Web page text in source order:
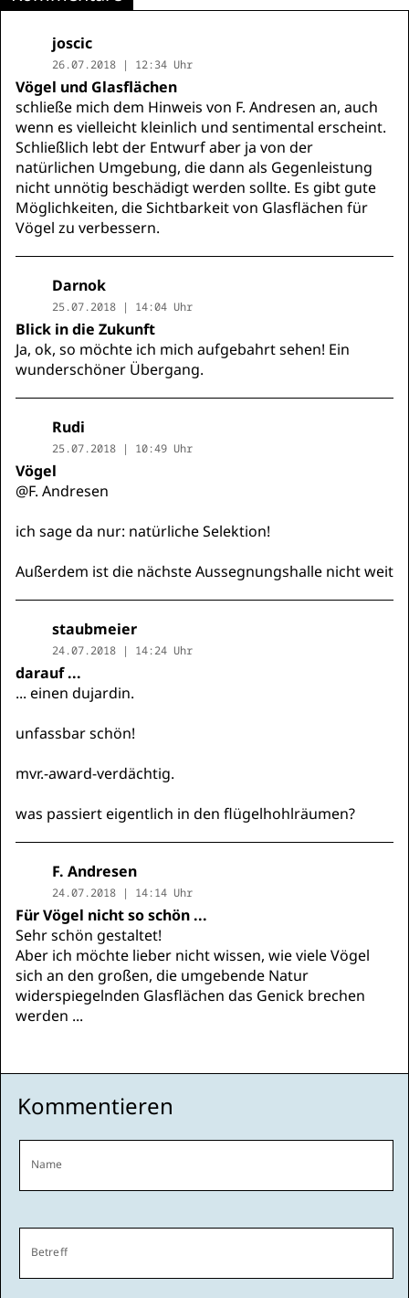
joscic
26.07.2018 | 12:34 Uhr
Vögel und Glasflächen
schließe mich dem Hinweis von F. Andresen an, auch
wenn es vielleicht kleinlich und sentimental erscheint.
Schließlich lebt der Entwurf aber ja von der
natürlichen Umgebung, die dann als Gegenleistung
nicht unnötig beschädigt werden sollte. Es gibt gute
Möglichkeiten, die Sichtbarkeit von Glasflächen für
Vögel zu verbessern.
Darnok
25.07.2018 | 14:04 Uhr
Blick in die Zukunft
Ja, ok, so möchte ich mich aufgebahrt sehen! Ein
wunderschöner Übergang.
Rudi
25.07.2018 | 10:49 Uhr
Vögel
@F. Andresen
ich sage da nur: natürliche Selektion!
Außerdem ist die nächste Aussegnungshalle nicht weit
staubmeier
24.07.2018 | 14:24 Uhr
darauf ...
... einen dujardin.
unfassbar schön!
mvr.-award-verdächtig.
was passiert eigentlich in den flügelhohlräumen?
F. Andresen
24.07.2018 | 14:14 Uhr
Für Vögel nicht so schön ...
Sehr schön gestaltet!
Aber ich möchte lieber nicht wissen, wie viele Vögel
sich an den großen, die umgebende Natur
widerspiegelnden Glasflächen das Genick brechen
werden ...
Kommentieren
Name
Betreff